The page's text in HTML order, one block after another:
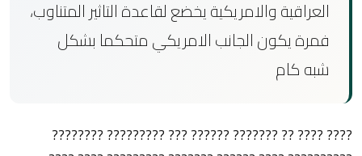
العراقية والامريكية يخضع لقاعدة التاثير المتناوب،
فمرة يكون الجانب الامريكي متحكما بشكل
شبه كام
???? ???? ?? ??????? ?????? ??? ????????? ????????